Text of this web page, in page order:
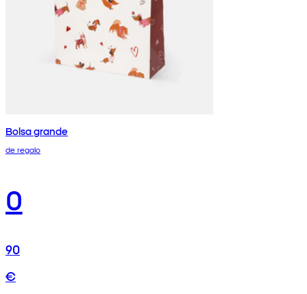
Bolsa grande
de regalo
0
90
€